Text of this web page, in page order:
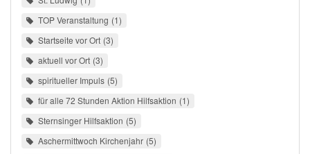
TOP Veranstaltung 1
Startseite vor Ort 3
aktuell vor Ort 3
spiritueller Impuls 5
für alle 72 Stunden Aktion Hilfsaktion 1
Sternsinger Hilfsaktion 5
Aschermittwoch Kirchenjahr 5